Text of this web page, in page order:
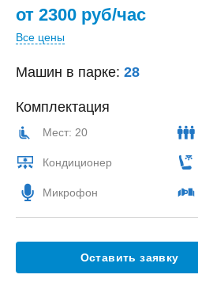
от 2300 руб/час
Все цены
Машин в парке: 28
Комплектация
Мест: 20
Кондиционер
Микрофон
Оставить заявку